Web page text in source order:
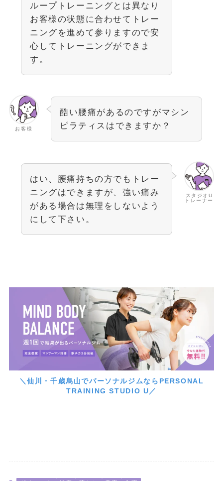
ループトレーニングとは異なり
お客様の状態に合わせてトレー
ニングを進めて参りますので安
心してトレーニングができま
す。
お客様
酷い腰痛があるのですがマシン
ピラティスはできますか？
スタジオU
トレーナー
はい、腰痛持ちの方でもトレー
ニングはできますが、強い痛み
がある場合は無理をしないよう
にして下さい。
＼仙川・千歳烏山でパーソナルジムならPERSONAL
TRAINING STUDIO U／